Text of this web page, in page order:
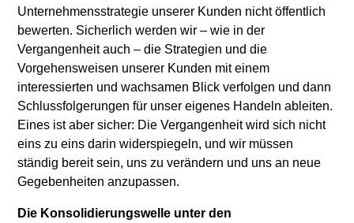
Unternehmensstrategie unserer Kunden nicht öffentlich
bewerten. Sicherlich werden wir – wie in der
Vergangenheit auch – die Strategien und die
Vorgehensweisen unserer Kunden mit einem
interessierten und wachsamen Blick verfolgen und dann
Schlussfolgerungen für unser eigenes Handeln ableiten.
Eines ist aber sicher: Die Vergangenheit wird sich nicht
eins zu eins darin widerspiegeln, und wir müssen
ständig bereit sein, uns zu verändern und uns an neue
Gegebenheiten anzupassen.
Die Konsolidierungswelle unter den